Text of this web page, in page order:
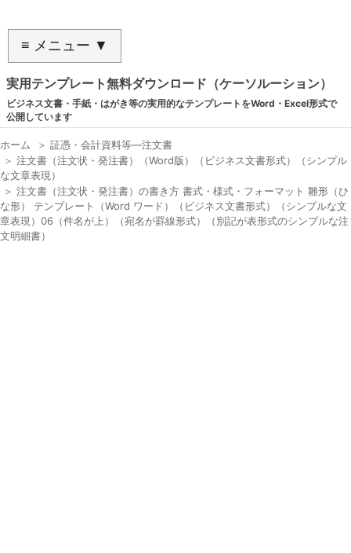
≡ メニュー ▼
実用テンプレート無料ダウンロード（ケーソルーション）
ビジネス文書・手紙・はがき等の実用的なテンプレートをWord・Excel形式で
公開しています
ホーム ＞ 証憑・会計資料等―注文書
＞ 注文書（注文状・発注書）（Word版）（ビジネス文書形式）（シンプル
な文章表現）
＞ 注文書（注文状・発注書）の書き方 書式・様式・フォーマット 雛形（ひ
な形） テンプレート（Word ワード）（ビジネス文書形式）（シンプルな文
章表現）06（件名が上）（宛名が罫線形式）（別記が表形式のシンプルな注
文明細書）